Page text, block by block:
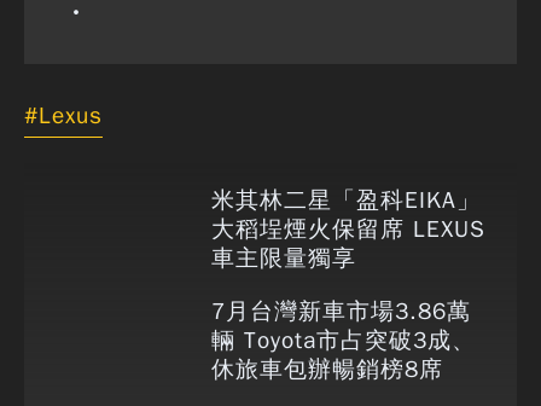
Lexus
米其林二星「盈科EIKA」
大稻埕煙火保留席 LEXUS
車主限量獨享
7月台灣新車市場3.86萬
輛 Toyota市占突破3成、
休旅車包辦暢銷榜8席